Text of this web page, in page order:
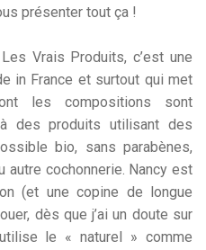
présenter tout ça !
Vrais Produits, c’est une
in France et surtout qui met
les compositions sont
des produits utilisant des
bio, sans parabènes,
autre cochonnerie. Nancy est
(et une copine de longue
dès que j’ai un doute sur
le « naturel » comme